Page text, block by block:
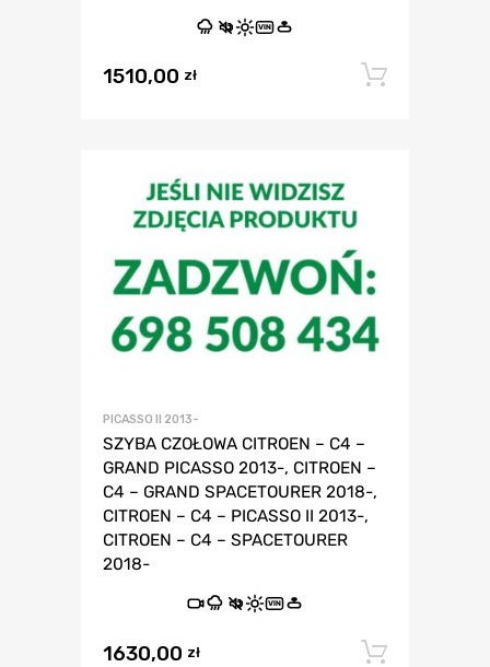
VIN
1510,00 zł
PICASSO II 2013-
SZYBA CZOŁOWA CITROEN – C4 –
GRAND PICASSO 2013-, CITROEN –
C4 – GRAND SPACETOURER 2018-,
CITROEN – C4 – PICASSO II 2013-,
CITROEN – C4 – SPACETOURER
2018-
VIN
1630,00 zł